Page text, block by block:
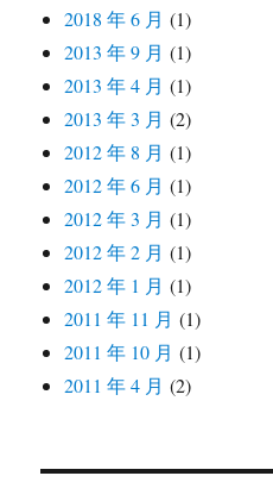
2018 年 6 月 (1)
2013 年 9 月 (1)
2013 年 4 月 (1)
2013 年 3 月 (2)
2012 年 8 月 (1)
2012 年 6 月 (1)
2012 年 3 月 (1)
2012 年 2 月 (1)
2012 年 1 月 (1)
2011 年 11 月 (1)
2011 年 10 月 (1)
2011 年 4 月 (2)